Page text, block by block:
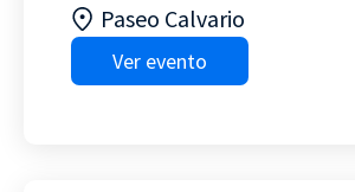
Paseo Calvario
Ver evento